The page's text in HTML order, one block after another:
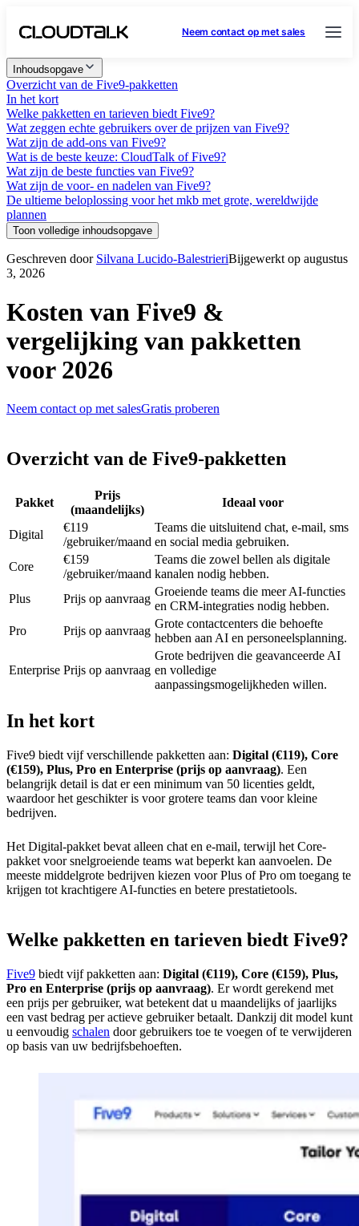
Neem contact op met sales
Inhoudsopgave
Overzicht van de Five9-pakketten
In het kort
Welke pakketten en tarieven biedt Five9?
Wat zeggen echte gebruikers over de prijzen van Five9?
Wat zijn de add-ons van Five9?
Wat is de beste keuze: CloudTalk of Five9?
Wat zijn de beste functies van Five9?
Wat zijn de voor- en nadelen van Five9?
De ultieme beloplossing voor het mkb met grote, wereldwijde
plannen
Toon volledige inhoudsopgave
Geschreven door Silvana Lucido-BalestrieriBijgewerkt op augustus
3, 2026
Kosten van Five9 &
vergelijking van pakketten
voor 2026
Neem contact op met salesGratis proberen
Overzicht van de Five9-pakketten
Pakket
Prijs
(maandelijks)
Ideaal voor
Digital
€119
/gebruiker/maand
Teams die uitsluitend chat, e-mail, sms
en social media gebruiken.
Core
€159
/gebruiker/maand
Teams die zowel bellen als digitale
kanalen nodig hebben.
Plus
Prijs op aanvraag
Groeiende teams die meer AI-functies
en CRM-integraties nodig hebben.
Pro
Prijs op aanvraag
Grote contactcenters die behoefte
hebben aan AI en personeelsplanning.
Enterprise Prijs op aanvraag
Grote bedrijven die geavanceerde AI
en volledige
aanpassingsmogelijkheden willen.
In het kort
Five9 biedt vijf verschillende pakketten aan: Digital (€119), Core
(€159), Plus, Pro en Enterprise (prijs op aanvraag). Een
belangrijk detail is dat er een minimum van 50 licenties geldt,
waardoor het geschikter is voor grotere teams dan voor kleine
bedrijven.
Het Digital-pakket bevat alleen chat en e-mail, terwijl het Core-
pakket voor snelgroeiende teams wat beperkt kan aanvoelen. De
meeste middelgrote bedrijven kiezen voor Plus of Pro om toegang te
krijgen tot krachtigere AI-functies en betere prestatietools.
Welke pakketten en tarieven biedt Five9?
Five9 biedt vijf pakketten aan: Digital (€119), Core (€159), Plus,
Pro en Enterprise (prijs op aanvraag). Er wordt gerekend met
een prijs per gebruiker, wat betekent dat u maandelijks of jaarlijks
een vast bedrag per actieve gebruiker betaalt. Dankzij dit model kunt
u eenvoudig schalen door gebruikers toe te voegen of te verwijderen
op basis van uw bedrijfsbehoeften.